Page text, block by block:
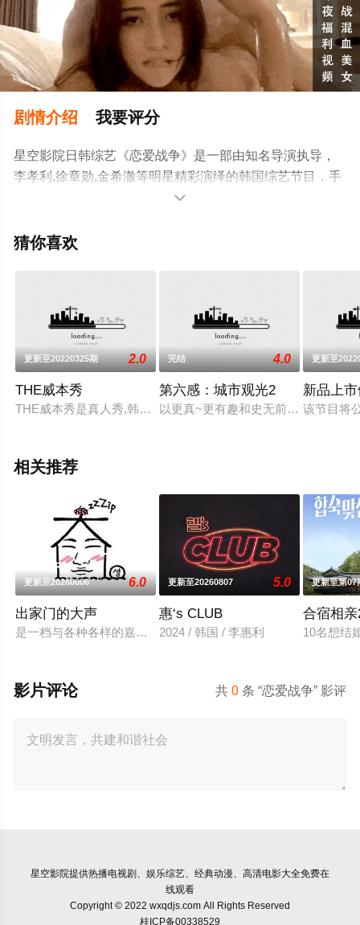
剧情介绍 我要评分
星空影院日韩综艺《恋爱战争》是一部由知名导演执导，
李孝利,徐章勋,金希澈等明星精彩演绎的韩国综艺节目，手
机免费观看高清未删减完整版综艺节目就上星空电影网，
了解。

猜你喜欢
更新至20220325期 2.0
THE威本秀
THE威本秀是真人秀,韩国综艺类电影大片剪辑的hd高清完整版
完结 4.0
第六感：城市观光2
以更真~更有趣和史无前例的难度回
更新至
新品上
该节目将
相关推荐
更新至20260806 6.0
出家门的大声
是一档与各种各样的嘉宾一起进行的户外脱口秀节目。大声通
更新至20260807 5.0
惠‘s CLUB
2024 / 韩国 / 李惠利
更新至第07
合宿相亲
10名想结
共0 条 “恋爱战争” 影评
影片评论
星空影院提供热播电视剧、娱乐综艺、经典动漫、高清电影大全免费在
线观看
Copyright © 2022 wxqdjs.com All Rights Reserved
桂ICP备00338529